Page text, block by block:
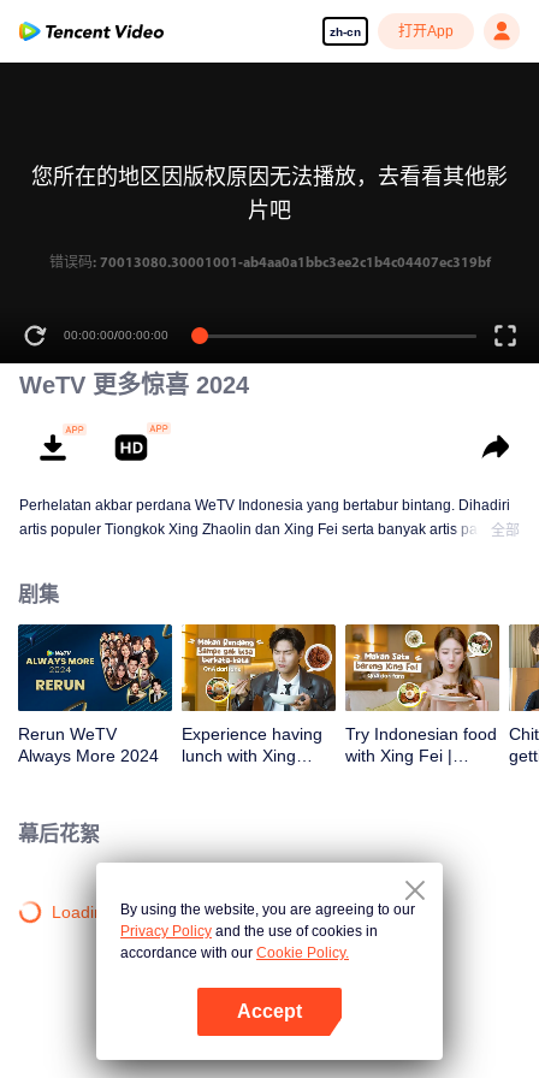
zh-cn 打开App
您所在的地区因版权原因无法播放，去看看其他影
片吧
错误码: 70013080.30001001-ab4aa0a1bbc3ee2c1b4c04407ec319bf
00:00:00/00:00:00
WeTV 更多惊喜 2024
Perhelatan akbar perdana WeTV Indonesia yang bertabur bintang. Dihadiri
artis populer Tiongkok Xing Zhaolin dan Xing Fei serta banyak artis papan
banyak lagi. Plus penampilan spesial dari Rossa. Di acara ini WeTV
Indonesia juga mengumumkan WeTV Original series yang akan tayang
tahun mendatang.
全部
剧集
Rerun WeTV
Always More 2024
Experience having
lunch with Xing
Try Indonesian food
with Xing Fei |
幕后花絮
Loading…By using the website, you are agreeing to our
Privacy Policy and the use of cookies in
accordance with our Cookie Policy.
Accept